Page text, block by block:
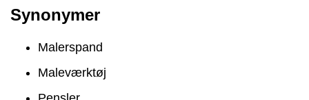
Synonymer
Malerspand
Maleværktøj